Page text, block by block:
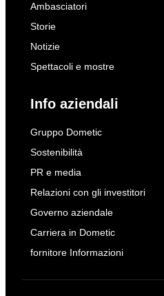
Ambasciatori
Storie
Notizie
Spettacoli e mostre
Info aziendali
Gruppo Dometic
Sostenibilità
PR e media
Relazioni con gli investitori
Governo aziendale
Carriera in Dometic
fornitore Informazioni